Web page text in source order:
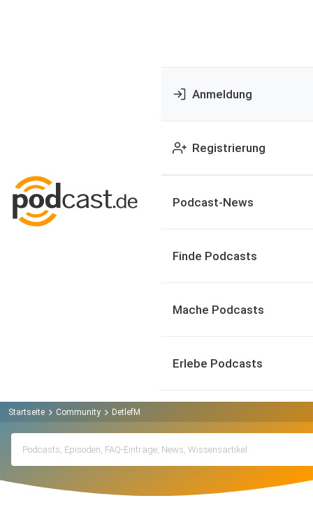
Anmeldung
Registrierung
Podcast-News
Finde Podcasts
Mache Podcasts
Erlebe Podcasts
Startseite Community DetlefM